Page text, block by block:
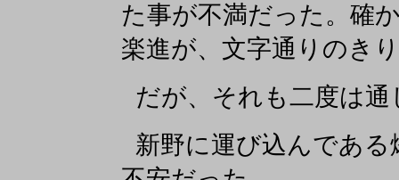
た事が不満だった。確
楽進が、文字通りのき
だが、それも二度は
新野に運び込んであ